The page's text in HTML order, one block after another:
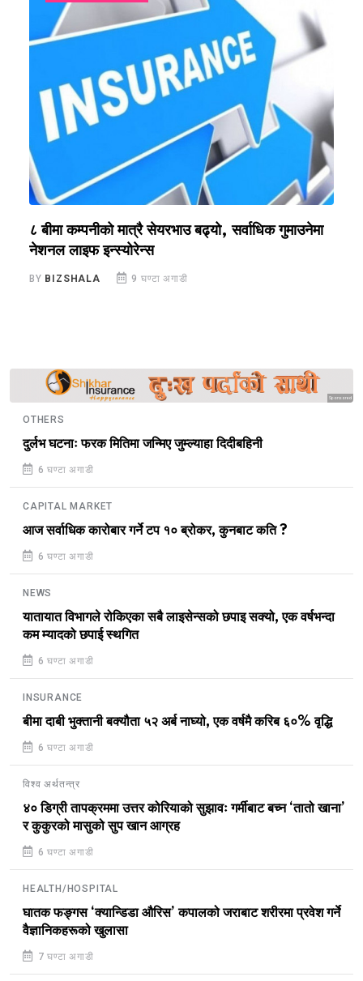
८ बीमा कम्पनीको मात्रै सेयरभाउ बढ्यो, सर्वाधिक गुमाउनेमा
नेशनल लाइफ इन्स्योरेन्स
BY BIZSHALA 9 घण्टा अगाडी
Sponsored
OTHERS
दुर्लभ घटनाः फरक मितिमा जन्मिए जुम्ल्याहा दिदीबहिनी
6 घण्टा अगाडी
CAPITAL MARKET
आज सर्वाधिक कारोबार गर्ने टप १० ब्रोकर, कुनबाट कति ?
6 घण्टा अगाडी
NEWS
यातायात विभागले रोकिएका सबै लाइसेन्सको छपाइ सक्यो, एक वर्षभन्दा
कम म्यादको छपाई स्थगित
6 घण्टा अगाडी
INSURANCE
बीमा दाबी भुक्तानी बक्यौता ५२ अर्ब नाघ्यो, एक वर्षमै करिब ६०% वृद्धि
6 घण्टा अगाडी
विश्व अर्थतन्त्र
४० डिग्री तापक्रममा उत्तर कोरियाको सुझावः गर्मीबाट बच्न ‘तातो खाना’
र कुकुरको मासुको सुप खान आग्रह
6 घण्टा अगाडी
HEALTH/HOSPITAL
घातक फङ्गस ‘क्यान्डिडा औरिस’ कपालको जराबाट शरीरमा प्रवेश गर्ने
वैज्ञानिकहरूको खुलासा
7 घण्टा अगाडी